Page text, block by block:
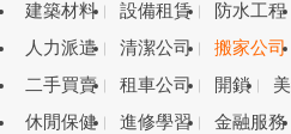
建築材料
設備租賃 防水工程
人力派遣
清潔公司 搬家公司
二手買賣
租車公司 開鎖
休閒保健
進修學習 金融服務